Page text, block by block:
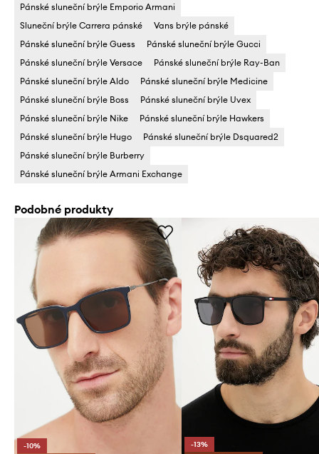
Pánské sluneční brýle Emporio Armani
Sluneční brýle Carrera pánské
Vans brýle pánské
Pánské sluneční brýle Guess
Pánské sluneční brýle Gucci
Pánské sluneční brýle Versace
Pánské sluneční brýle Ray-Ban
Pánské sluneční brýle Aldo
Pánské sluneční brýle Medicine
Pánské sluneční brýle Boss
Pánské sluneční brýle Uvex
Pánské sluneční brýle Nike
Pánské sluneční brýle Hawkers
Pánské sluneční brýle Hugo
Pánské sluneční brýle Dsquared2
Pánské sluneční brýle Burberry
Pánské sluneční brýle Armani Exchange
Podobné produkty
-10%
-13%